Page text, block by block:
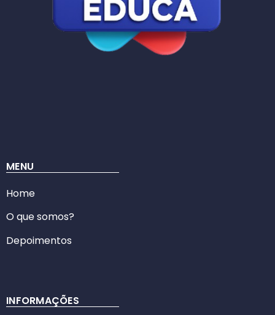
MENU
Home
O que somos?
Depoimentos
INFORMAÇÕES